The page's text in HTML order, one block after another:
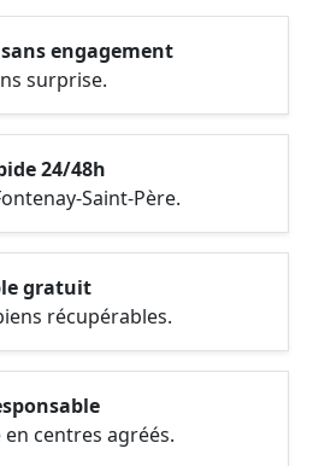
engagement
surprise.
24/48h
Saint-Père.
gratuit
récupérables.
centres agréés.